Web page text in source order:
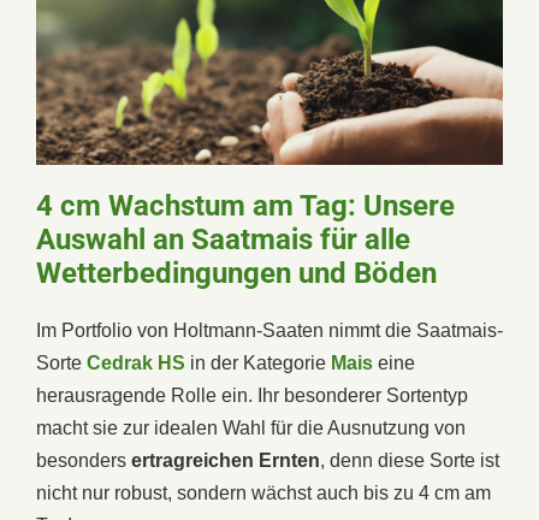
4 cm Wachstum am Tag: Unsere
Auswahl an Saatmais für alle
Wetterbedingungen und Böden
Im Portfolio von Holtmann-Saaten nimmt die Saatmais-
Sorte Cedrak HS in der Kategorie Mais eine
herausragende Rolle ein. Ihr besonderer Sortentyp
macht sie zur idealen Wahl für die Ausnutzung von
besonders ertragreichen Ernten, denn diese Sorte ist
nicht nur robust, sondern wächst auch bis zu 4 cm am